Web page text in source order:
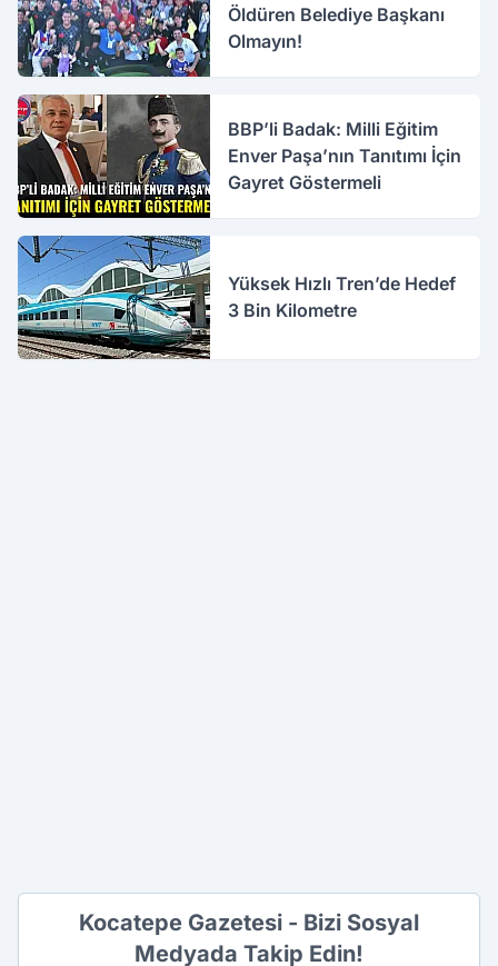
Öldüren Belediye Başkanı
Olmayın!
BBP’li Badak: Milli Eğitim
Enver Paşa’nın Tanıtımı İçin
Gayret Göstermeli
Yüksek Hızlı Tren’de Hedef
3 Bin Kilometre
Kocatepe Gazetesi - Bizi Sosyal
Medyada Takip Edin!